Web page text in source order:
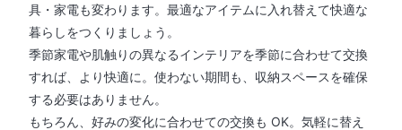
具・家電も変わります。最適なアイテムに入れ替えて快適な
暮らしをつくりましょう。
季節家電や肌触りの異なるインテリアを季節に合わせて交換
すれば、より快適に。使わない期間も、収納スペースを確保
する必要はありません。
もちろん、好みの変化に合わせての交換も OK。気軽に替え